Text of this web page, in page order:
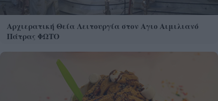
Αρχιερατική Θεία Λειτουργία στον Αγιο Αιμιλιανό
Πάτρας ΦΩΤΟ